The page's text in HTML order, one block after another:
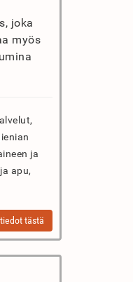
joka
myös
ja
apu,
tästä